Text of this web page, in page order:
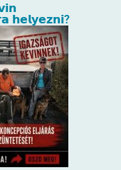
𝗵𝗲𝗹𝘆𝗲𝘇𝗻𝗶?